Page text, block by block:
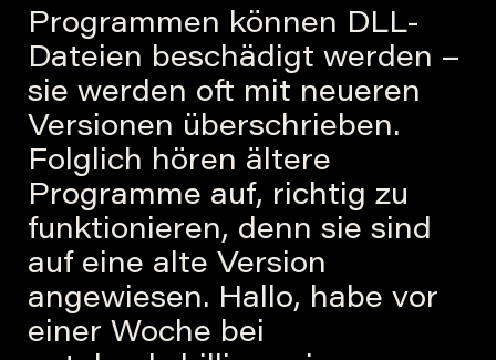
Programmen können DLL-
Dateien beschädigt werden –
sie werden oft mit neueren
Versionen überschrieben.
Folglich hören ältere
Programme auf, richtig zu
funktionieren, denn sie sind
auf eine alte Version
angewiesen. Hallo, habe vor
einer Woche bei